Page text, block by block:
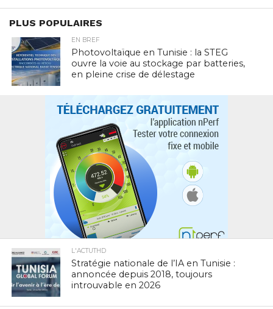
PLUS POPULAIRES
EN BREF
Photovoltaïque en Tunisie : la STEG
ouvre la voie au stockage par batteries,
en pleine crise de délestage
L'ACTUTHD
Stratégie nationale de l’IA en Tunisie :
annoncée depuis 2018, toujours
introuvable en 2026